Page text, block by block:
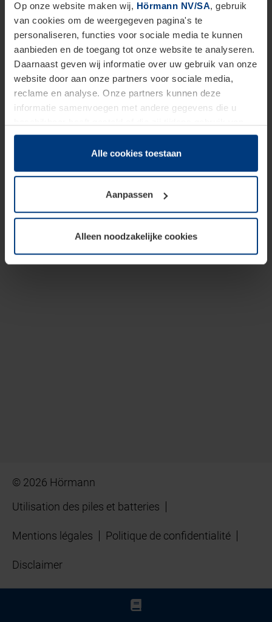
Op onze website maken wij, Hörmann NV/SA, gebruik
van cookies om de weergegeven pagina's te
personaliseren, functies voor sociale media te kunnen
aanbieden en de toegang tot onze website te analyseren.
Daarnaast geven wij informatie over uw gebruik van onze
website door aan onze partners voor sociale media,
reclame en analyse. Onze partners kunnen deze
informatie samenvoegen met andere gegevens die u
hun diensten hebben verzameld.
Juridisch hebben wij het recht om cookies op uw
van deze pagina's absoluut vereist is. Voor alle andere
soorten cookies is uw toestemming benodigd. Uw
toestemming kunt u op elk moment bij de uitleg van de
wijzigen of herroepen.
Alle cookies toestaan
Aanpassen
Alleen noodzakelijke cookies
© 2026 Hörmann
Utilisation des piles et batteries
Mentions légales Politique de confidentialité
Disclaimer